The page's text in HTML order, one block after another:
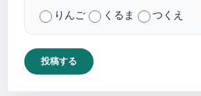
りんご
くるま つくえ
投稿する